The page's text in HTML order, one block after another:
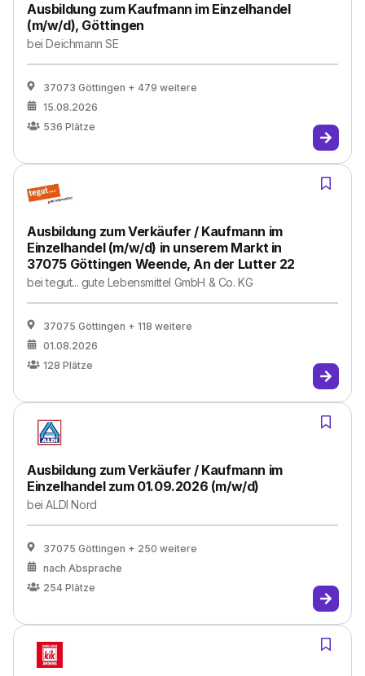
Ausbildung zum Kaufmann im Einzelhandel
(m/w/d), Göttingen
beiDeichmann SE
37073 Göttingen + 479 weitere
15.08.2026
536 Plätze
Ausbildung zum Verkäufer / Kaufmann im
Einzelhandel (m/w/d) in unserem Markt in
37075 Göttingen Weende, An der Lutter 22
beitegut... gute Lebensmittel GmbH & Co. KG
37075 Göttingen + 118 weitere
01.08.2026
128 Plätze
Ausbildung zum Verkäufer / Kaufmann im
Einzelhandel zum 01.09.2026 (m/w/d)
beiALDI Nord
37075 Göttingen + 250 weitere
nach Absprache
254 Plätze